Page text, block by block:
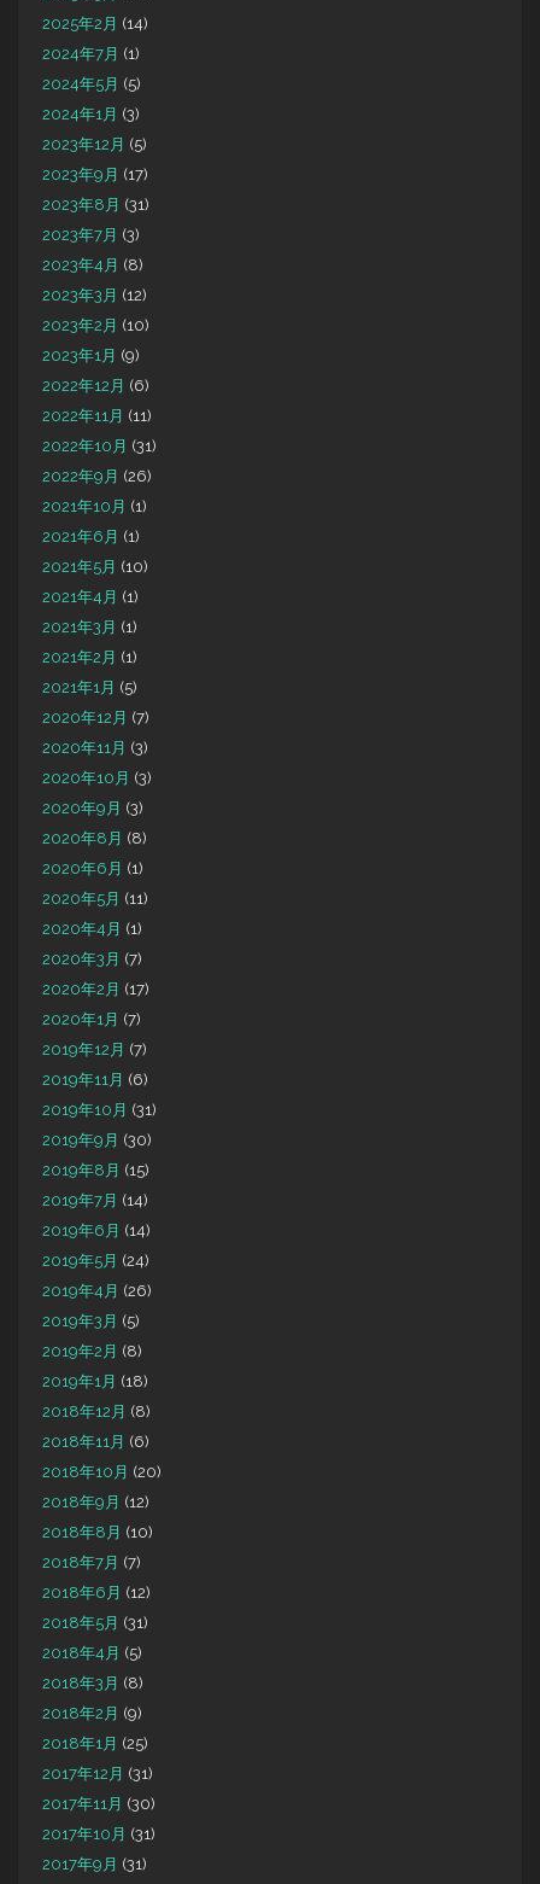
2025年2月 (14)
2024年7月 (1)
2024年5月 (5)
2024年1月 (3)
2023年12月 (5)
2023年9月 (17)
2023年8月 (31)
2023年7月 (3)
2023年4月 (8)
2023年3月 (12)
2023年2月 (10)
2023年1月 (9)
2022年12月 (6)
2022年11月 (11)
2022年10月 (31)
2022年9月 (26)
2021年10月 (1)
2021年6月 (1)
2021年5月 (10)
2021年4月 (1)
2021年3月 (1)
2021年2月 (1)
2021年1月 (5)
2020年12月 (7)
2020年11月 (3)
2020年10月 (3)
2020年9月 (3)
2020年8月 (8)
2020年6月 (1)
2020年5月 (11)
2020年4月 (1)
2020年3月 (7)
2020年2月 (17)
2020年1月 (7)
2019年12月 (7)
2019年11月 (6)
2019年10月 (31)
2019年9月 (30)
2019年8月 (15)
2019年7月 (14)
2019年6月 (14)
2019年5月 (24)
2019年4月 (26)
2019年3月 (5)
2019年2月 (8)
2019年1月 (18)
2018年12月 (8)
2018年11月 (6)
2018年10月 (20)
2018年9月 (12)
2018年8月 (10)
2018年7月 (7)
2018年6月 (12)
2018年5月 (31)
2018年4月 (5)
2018年3月 (8)
2018年2月 (9)
2018年1月 (25)
2017年12月 (31)
2017年11月 (30)
2017年10月 (31)
2017年9月 (31)